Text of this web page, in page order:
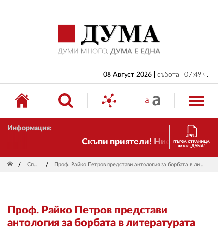
08 Август 2026 събота 07:49 ч.
Информация:
Скъпи приятели! Ние пак сме
ПЪРВА СТРАНИЦА
на в-к „ДУМА“
Спорт Проф. Райко Петров представи антология за борбата в литературата
Проф. Райко Петров представи
антология за борбата в литературата
БЪЛГАРИЯ
ИКОНОМИКА
ИЗБОРИ
СВЯТ
ДРУГИ